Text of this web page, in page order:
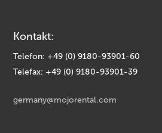
Kontakt:
Telefon: +49 (0) 9180-93901-60
Telefax: +49 (0) 9180-93901-39
germany@mojorental.com